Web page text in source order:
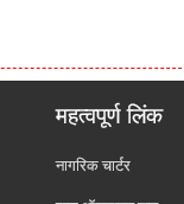
महत्वपूर्ण लिंक
नागरिक चार्टर